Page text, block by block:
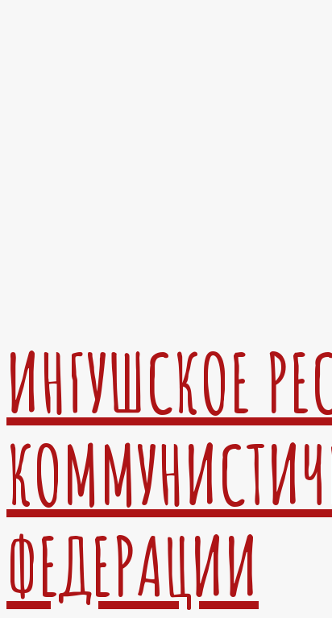
ИНГУШСКОЕ
ФЕДЕРАЦИИ